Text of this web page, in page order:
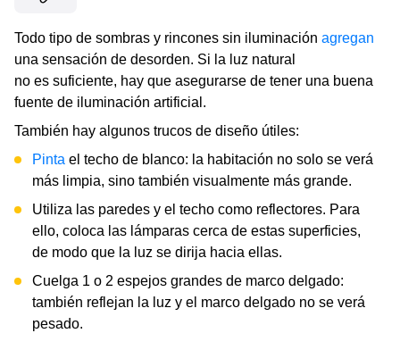
Todo tipo de sombras y rincones sin iluminación agregan
una sensación de desorden. Si la luz natural
no es suficiente, hay que asegurarse de tener una buena
fuente de iluminación artificial.
También hay algunos trucos de diseño útiles:
Pinta el techo de blanco: la habitación no solo se verá
más limpia, sino también visualmente más grande.
Utiliza las paredes y el techo como reflectores. Para
ello, coloca las lámparas cerca de estas superficies,
de modo que la luz se dirija hacia ellas.
Cuelga 1 o 2 espejos grandes de marco delgado:
también reflejan la luz y el marco delgado no se verá
pesado.